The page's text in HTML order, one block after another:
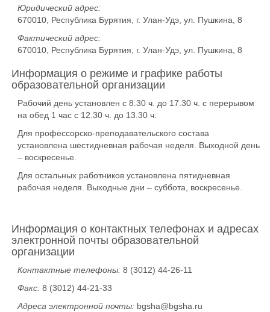
Юридический адрес:
670010, Республика Бурятия, г. Улан-Удэ, ул. Пушкина, 8
Фактический адрес:
670010, Республика Бурятия, г. Улан-Удэ, ул. Пушкина, 8
Информация о режиме и графике работы
образовательной организации
Рабочий день установлен с 8.30 ч. до 17.30 ч. с перерывом
на обед 1 час с 12.30 ч. до 13.30 ч.
Для профессорско-преподавательского состава
установлена шестидневная рабочая неделя. Выходной день
– воскресенье.
Для остальных работников установлена пятидневная
рабочая неделя. Выходные дни – суббота, воскресенье.
Информация о контактных телефонах и адресах
электронной почты образовательной
организации
Контактные телефоны: 8 (3012) 44-26-11
Факс: 8 (3012) 44-21-33
Адреса электронной почты: bgsha@bgsha.ru